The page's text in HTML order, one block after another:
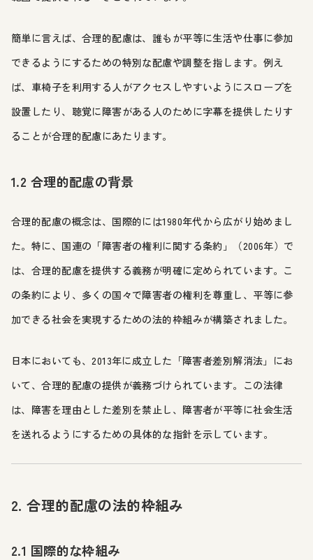
簡単に言えば、合理的配慮は、誰もが平等に生活や仕事に参加
できるようにするための特別な配慮や調整を指します。例え
ば、車椅子を利用する人がアクセスしやすいようにスロープを
設置したり、聴覚に障害がある人のために字幕を提供したりす
ることが合理的配慮にあたります。
1.2 合理的配慮の背景
合理的配慮の概念は、国際的には1980年代から広がり始めまし
た。特に、国連の「障害者の権利に関する条約」（2006年）で
は、合理的配慮を提供する義務が明確に定められています。こ
の条約により、多くの国々で障害者の権利を尊重し、平等に参
加できる社会を実現するための法的枠組みが構築されました。
日本においても、2013年に成立した「障害者差別解消法」にお
いて、合理的配慮の提供が義務づけられています。この法律
は、障害を理由とした差別を禁止し、障害者が平等に社会生活
を送れるようにするための具体的な指針を示しています。
2. 合理的配慮の法的枠組み
2.1 国際的な枠組み